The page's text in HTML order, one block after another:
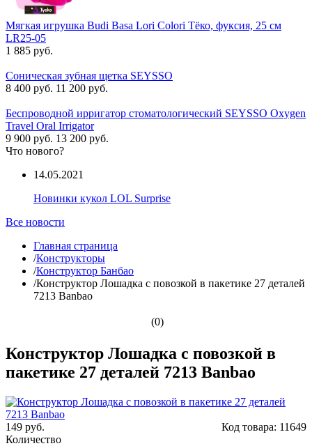
Мягкая игрушка Budi Basa Lori Colori Тёко, фуксия, 25 см
LR25-05
1 885 руб.
Соническая зубная щетка SEYSSO
8 400 руб. 11 200 руб.
Беспроводной ирригатор стоматологический SEYSSO Oxygen
Travel Oral Irrigator
9 900 руб. 13 200 руб.
Что нового?
14.05.2021
Новинки кукол LOL Surprise
Все новости
Главная страница
/Конструкторы
/Конструктор Банбао
/Конструктор Лошадка с повозкой в пакетике 27 деталей
7213 Banbao
(0)
Конструктор Лошадка с повозкой в
пакетике 27 деталей 7213 Banbao
149 руб. Код товара: 11649
Количество